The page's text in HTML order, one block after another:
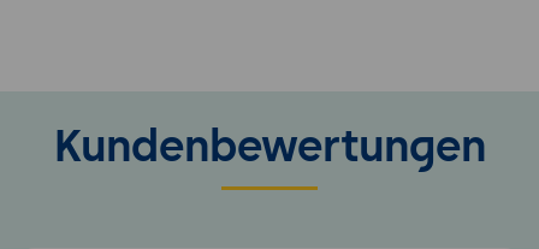
Kundenbewertungen